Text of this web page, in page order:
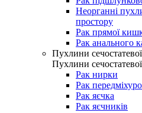
Неорганні
простору
Рак прямої
Рак анального
Пухлини
Пухлини
Рак нирки
Рак
Рак яєчка
Рак яєчників